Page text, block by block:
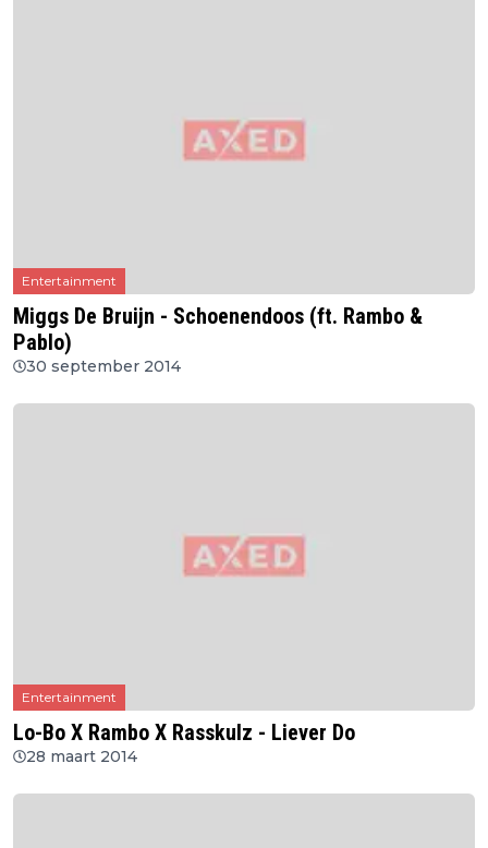
Entertainment
Miggs De Bruijn - Schoenendoos (ft. Rambo &
Pablo)
30 september 2014
Entertainment
Lo-Bo X Rambo X Rasskulz - Liever Do
28 maart 2014